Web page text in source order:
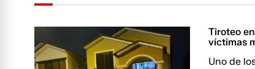
Tiroteo
víctimas
Uno de